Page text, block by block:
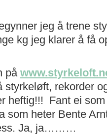
jeg å trene
kg jeg klarer å få
på
styrkeløft, rekorder
heftig!!! Fant ei
som heter Bente
Ja, ja………